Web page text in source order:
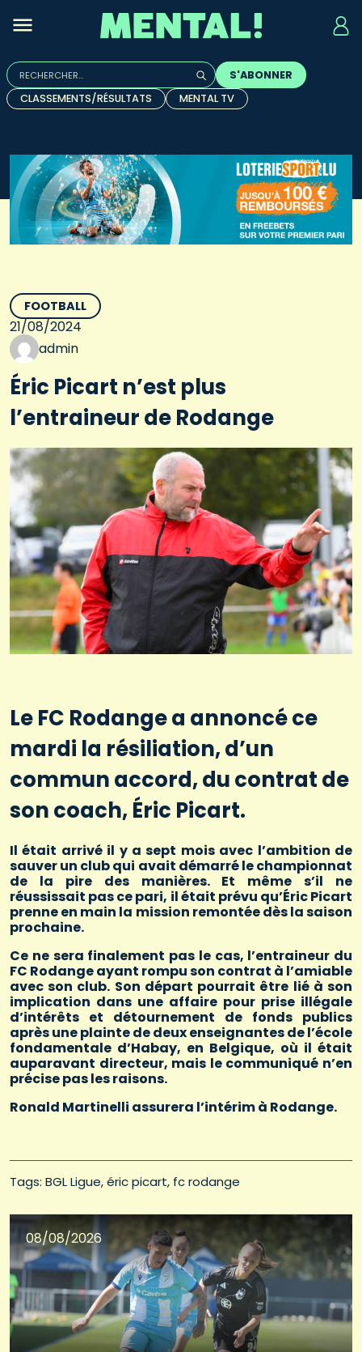
Rechercher :
Quand les résultats de l'auto-complétion sont
S'ABONNER
CLASSEMENTS/RÉSULTATS
MENTAL TV
FOOTBALL
21/08/2024
admin
Éric Picart n’est plus
l’entraineur de Rodange
Le FC Rodange a annoncé ce
mardi la résiliation, d’un
commun accord, du contrat de
son coach, Éric Picart.
Il était arrivé il y a sept mois avec l’ambition de
sauver un club qui avait démarré le championnat
de la pire des manières. Et même s’il ne
réussissait pas ce pari, il était prévu qu’Éric Picart
prenne en main la mission remontée dès la saison
prochaine.
Ce ne sera finalement pas le cas, l’entraineur du
FC Rodange ayant rompu son contrat à l’amiable
avec son club. Son départ pourrait être lié à son
implication dans une affaire pour prise illégale
d’intérêts et détournement de fonds publics
après une plainte de deux enseignantes de l’école
fondamentale d’Habay, en Belgique, où il était
auparavant directeur, mais le communiqué n’en
précise pas les raisons.
Ronald Martinelli assurera l’intérim à Rodange.
Tags: BGL Ligue éric picart fc rodange
08/08/2026